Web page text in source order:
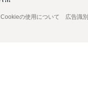
Cookieの使用について 広告識